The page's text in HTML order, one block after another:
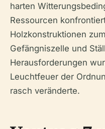
harten
Ressourcen
Holzkonstruktionen
Gefängniszelle und
Herausforderungen
Leuchtfeuer der
rasch veränderte.